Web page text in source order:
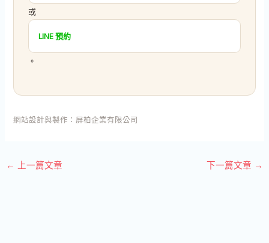
或
LINE 預約
。
網站設計與製作：屏柏企業有限公司
← 上一篇文章 下一篇文章 →